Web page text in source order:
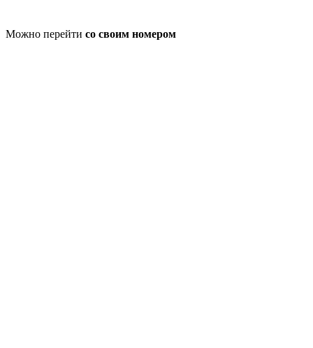
Можно перейти со своим номером